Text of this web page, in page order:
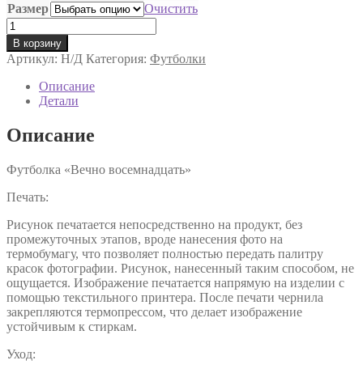
Размер
Очистить
Количество
товара
Вечно
восемнадцать
В корзину
Артикул: Н/Д Категория: Футболки
Описание
Детали
Описание
Футболка «Вечно восемнадцать»
Печать:
Рисунок печатается непосредственно на продукт, без
промежуточных этапов, вроде нанесения фото на
термобумагу, что позволяет полностью передать палитру
красок фотографии. Рисунок, нанесенный таким способом, не
ощущается. Изображение печатается напрямую на изделии с
помощью текстильного принтера. После печати чернила
закрепляются термопрессом, что делает изображение
устойчивым к стиркам.
Уход: